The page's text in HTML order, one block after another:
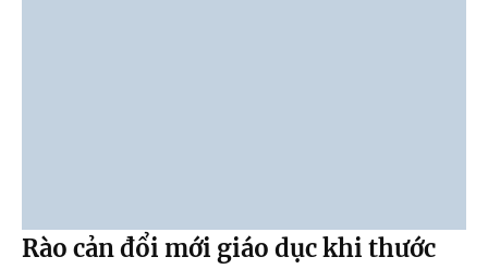
Rào cản đổi mới giáo dục khi thước